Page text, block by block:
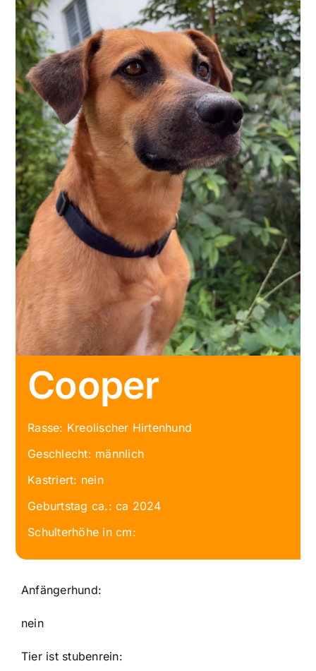
Cooper
Rasse: Kreolischer Hirtenhund
Geschlecht: männlich
Kastriert: nein
Geburtstag ca.: ca 2024
Schulterhöhe in cm:
Anfängerhund:
nein
Tier ist stubenrein: